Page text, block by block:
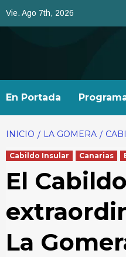
Vie. Ago 7th, 2026
En Portada
INICIO LA GOMERA
Cabildo Insular Canarias
El
La